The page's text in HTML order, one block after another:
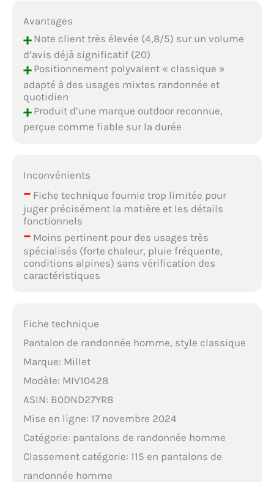
Avantages
+Note client très élevée (4,8/5) sur un volume
d’avis déjà significatif (20)
+Positionnement polyvalent « classique »
adapté à des usages mixtes randonnée et
quotidien
+Produit d’une marque outdoor reconnue,
perçue comme fiable sur la durée
Inconvénients
–Fiche technique fournie trop limitée pour
juger précisément la matière et les détails
fonctionnels
–Moins pertinent pour des usages très
spécialisés (forte chaleur, pluie fréquente,
conditions alpines) sans vérification des
caractéristiques
Fiche technique
Pantalon de randonnée homme, style classique
Marque: Millet
Modèle: MIV10428
ASIN: B0DND27YR8
Mise en ligne: 17 novembre 2024
Catégorie: pantalons de randonnée homme
Classement catégorie: 115 en pantalons de
randonnée homme